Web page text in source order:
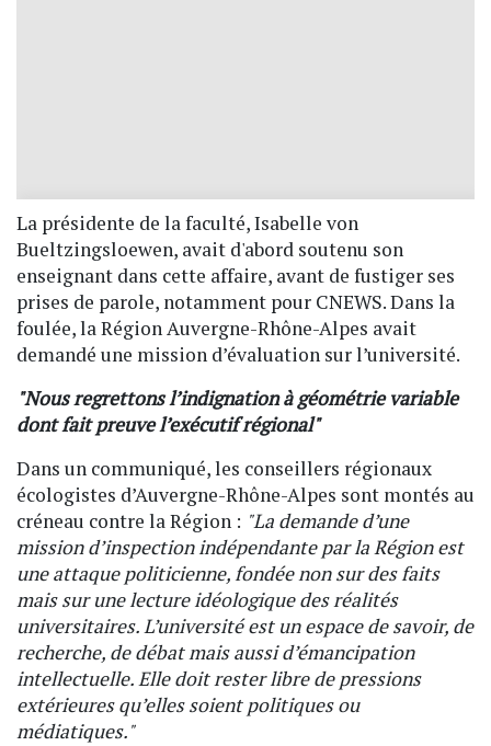
La présidente de la faculté, Isabelle von
Bueltzingsloewen, avait d'abord soutenu son
enseignant dans cette affaire, avant de fustiger ses
prises de parole, notamment pour CNEWS. Dans la
foulée, la Région Auvergne-Rhône-Alpes avait
demandé une mission d’évaluation sur l’université.
"Nous regrettons l’indignation à géométrie variable
dont fait preuve l’exécutif régional"
Dans un communiqué, les conseillers régionaux
écologistes d’Auvergne-Rhône-Alpes sont montés au
créneau contre la Région : "La demande d’une
mission d’inspection indépendante par la Région est
une attaque politicienne, fondée non sur des faits
mais sur une lecture idéologique des réalités
universitaires. L’université est un espace de savoir, de
recherche, de débat mais aussi d’émancipation
intellectuelle. Elle doit rester libre de pressions
extérieures qu’elles soient politiques ou
médiatiques."